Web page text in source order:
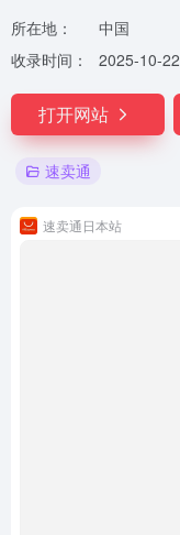
所在地：
中国
收录时间：
2025-10-22
打开网站
速卖通
速卖通日本站